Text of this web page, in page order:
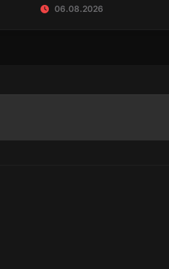
06.08.2026